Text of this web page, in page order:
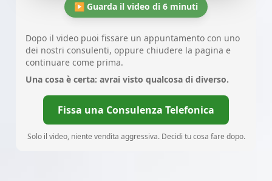
▶ Guarda il video di 6 minuti
Dopo il video puoi fissare un appuntamento con uno
dei nostri consulenti, oppure chiudere la pagina e
continuare come prima.
Una cosa è certa: avrai visto qualcosa di diverso.
Fissa una Consulenza Telefonica
Solo il video, niente vendita aggressiva. Decidi tu cosa fare dopo.